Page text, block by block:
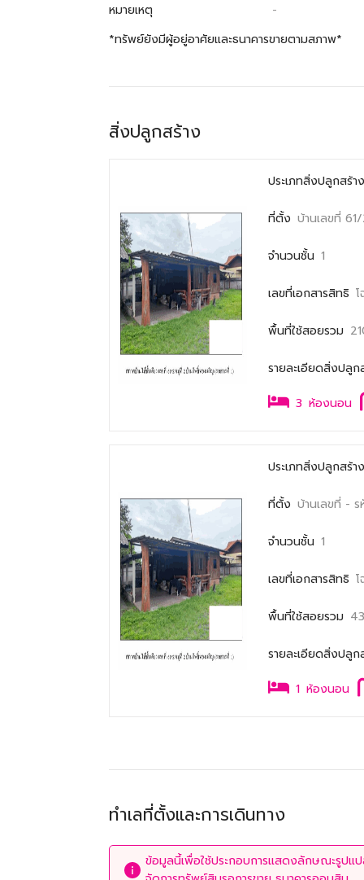
หมายเหตุ
-
*ทรัพย์ยังมีผู้อยู่อาศัยและธนาคารขายตามสภาพ*
สิ่งปลูกสร้าง
ประเภทสิ่งปลูกสร้า
ที่ตั้ง บ้านเลขที่
จำนวนชั้น 1
เลขที่เอกสารสิทธิ
พื้นที่ใช้สอยรวม
รายละเอียดสิ่งปลูก
3 ห้องนอน
ประเภทสิ่งปลูกสร้า
ที่ตั้ง บ้านเลขที่ -ร
จำนวนชั้น 1
เลขที่เอกสารสิทธิ
พื้นที่ใช้สอยรวม
รายละเอียดสิ่งปลูก
1 ห้องนอน
ทำเลที่ตั้งและการเดินทาง
ข้อมูลนี้เพื่อใช้ประกอบการแสดงลักษณะรูป